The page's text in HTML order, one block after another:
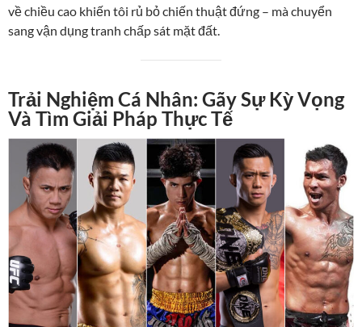
về chiều cao khiến tôi rủ bỏ chiến thuật đứng – mà chuyển
sang vận dụng tranh chấp sát mặt đất.
Trải Nghiệm Cá Nhân: Gãy Sự Kỳ Vọng
Và Tìm Giải Pháp Thực Tế